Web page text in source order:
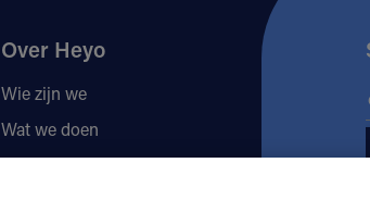
Over Heyo
Wie zijn we
Wat we doen
Locaties